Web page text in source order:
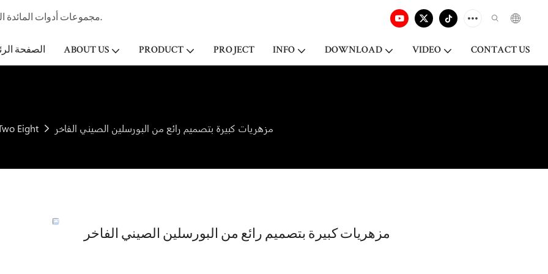
مجموعات أدوات المائدة الخزفية المهنية الصانع وتاجر الجملة لفندق ستار & مطعم منذ عام 1998.
الصفحة ABOUT US PRODUCT PROJECT INFO DOWNLOAD VIDEO CONTACT US
Eight مزهريات كبيرة بتصميم رائع من البورسلين الصيني الفاخر
مزهريات كبيرة بتصميم رائع من البورسلين الصيني الفاخر